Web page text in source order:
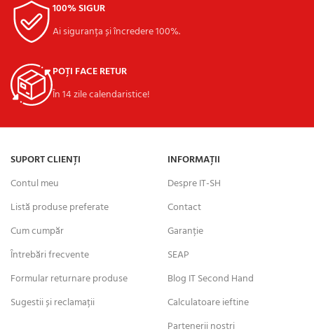
100% SIGUR
Ai siguranța și încredere 100%.
POȚI FACE RETUR
În 14 zile calendaristice!
SUPORT CLIENȚI
Contul meu
Listă produse preferate
Cum cumpăr
Întrebări frecvente
Formular returnare produse
Sugestii și reclamații
INFORMAȚII
Despre IT-SH
Contact
Garanție
SEAP
Blog IT Second Hand
Calculatoare ieftine
Partenerii nostri